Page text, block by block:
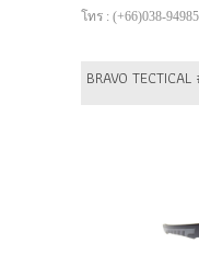
โทร : (+66)038-
BRAVO